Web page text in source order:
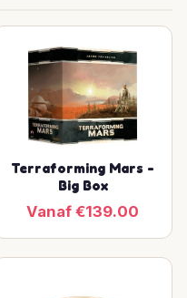
Terraforming Mars -
Big Box
Vanaf €139.00